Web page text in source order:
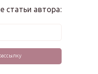
статьи автора: